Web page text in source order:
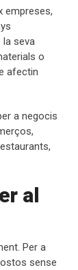
empreses,
la seva
o
afectin
a negocis
al
Per a
sense